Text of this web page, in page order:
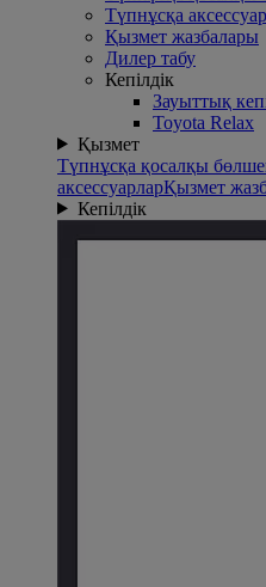
Түпнұсқа
Қызмет жазбалары
Дилер табу
Кепiлдiк
Зауыттық
Toyota Relax
Қызмет
Түпнұсқа қосалқы
аксессуарларҚызмет
Кепiлдiк